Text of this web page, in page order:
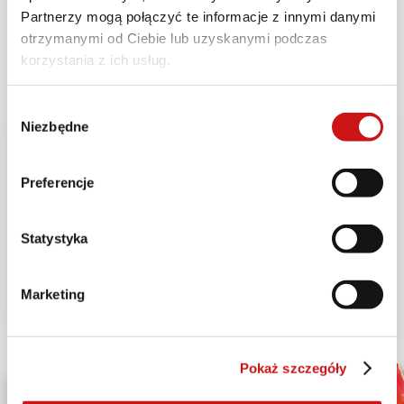
Partnerzy mogą połączyć te informacje z innymi danymi
otrzymanymi od Ciebie lub uzyskanymi podczas
korzystania z ich usług.
zgody
Niezbędne
Preferencje
Statystyka
Marketing
Pokaż szczegóły
Wybierz powyżej swoją wersję kolorystyczną
motocykla i podziel się nim.